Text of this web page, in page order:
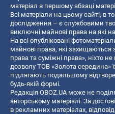
матеріал в першому абзаці
Всі матеріали на цьому сайті, в
дослідження – є службовими
виключні майнові права на які
На всі опубліковані
майнові права, які захищаються
права та суміжні права», ніхто
дозволу ТОВ «Золота середина»
підлягають подальшому
будь-якій формі.
Редакція OBOZ.UA може не
авторському матеріалі. За
в рекламних матеріалах,